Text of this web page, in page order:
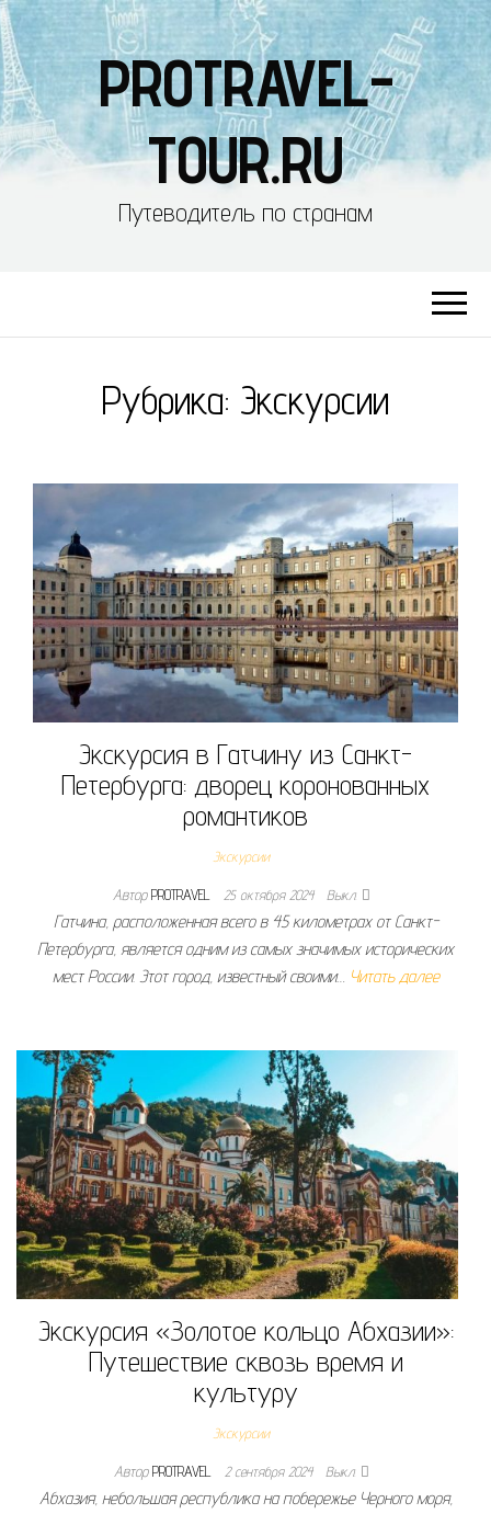
PROTRAVEL-
TOUR.RU
Путеводитель по странам
Рубрика: Экскурсии
Экскурсия в Гатчину из Санкт-
Петербурга: дворец коронованных
романтиков
Экскурсии
АвторPROTRAVEL 25 октября 2024 Выкл.
Гатчина, расположенная всего в 45 километрах от Санкт-
Петербурга, является одним из самых значимых исторических
мест России. Этот город, известный своими… Читать далее
Экскурсия «Золотое кольцо Абхазии»:
Путешествие сквозь время и
культуру
Экскурсии
АвторPROTRAVEL 2 сентября 2024 Выкл.
Абхазия, небольшая республика на побережье Черного моря,